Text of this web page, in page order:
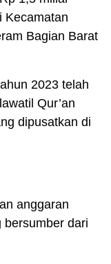
Kecamatan
Bagian Barat
2023 telah
Qur’an
dipusatkan di
anggaran
bersumber dari